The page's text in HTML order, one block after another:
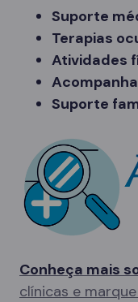
Suporte
Terapias
Atividades
Suporte
Conheça mais
clínicas e